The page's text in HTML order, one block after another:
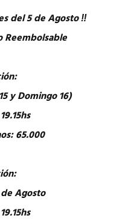
del 5 de Agosto ‼️
Reembolsable
y Domingo 16)
65.000
Agosto